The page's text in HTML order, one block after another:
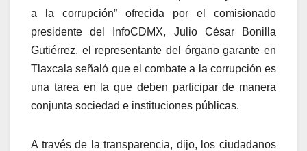
a la corrupción” ofrecida por el comisionado
presidente del InfoCDMX, Julio César Bonilla
Gutiérrez, el representante del órgano garante en
Tlaxcala señaló que el combate a la corrupción es
una tarea en la que deben participar de manera
conjunta sociedad e instituciones públicas.
A través de la transparencia, dijo, los ciudadanos